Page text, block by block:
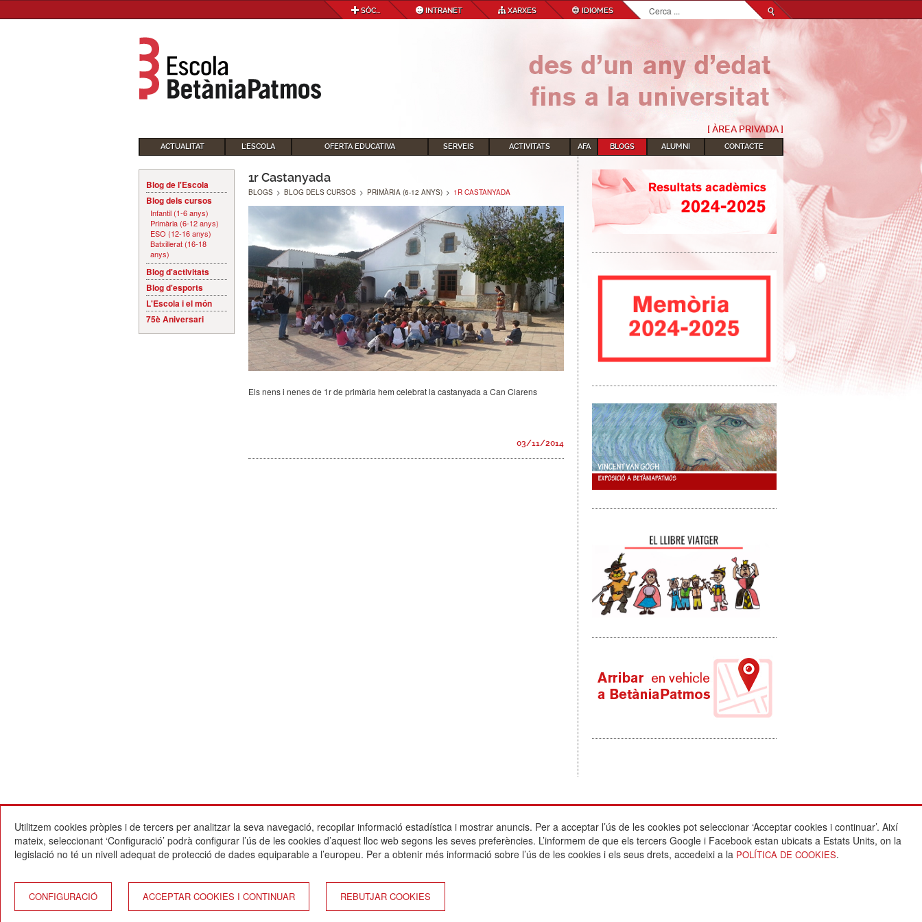
SÓC... INTRANET XARXES IDIOMES
Cerca
...
[ ÀREA PRIVADA ]
ACTUALITAT L'ESCOLA OFERTA EDUCATIVA SERVEIS ACTIVITATS AFA BLOGS ALUMNI CONTACTE
Blog de l'Escola
Blog dels cursos
Infantil (1-6 anys)
Primària (6-12 anys)
ESO (12-16 anys)
Batxillerat (16-18
anys)
Blog d'activitats
Blog d'esports
L'Escola i el món
75è Aniversari
1r Castanyada
BLOGS > BLOG DELS CURSOS > PRIMÀRIA (6-12 ANYS) > 1R CASTANYADA
Els nens i nenes de 1r de primària hem celebrat la castanyada a Can Clarens
03/11/2014
Actualitat
L'escola
Oferta educativa
Activitats
Escola Betània-Patmos
C. Montevideo, 13
08034 Barcelona
T. 932 521 900
Avís legal
Política de cookies
Política de privacitat
Crèdits:
Arquitectura i disseny:
Utilitzem cookies pròpies i de tercers per analitzar la seva navegació, recopilar informació estadística i mostrar anuncis. Per a acceptar l’ús de les cookies pot seleccionar ‘Acceptar cookies i continuar’. Així
mateix, seleccionant ‘Configuració’ podrà configurar l’ús de les cookies d’aquest lloc web segons les seves preferències. L’informem de que els tercers Google i Facebook estan ubicats a Estats Units, on la
legislació no té un nivell adequat de protecció de dades equiparable a l’europeu. Per a obtenir més informació sobre l’ús de les cookies i els seus drets, accedeixi a la POLÍTICA DE COOKIES.
CONFIGURACIÓ ACCEPTAR COOKIES I CONTINUAR REBUTJAR COOKIES